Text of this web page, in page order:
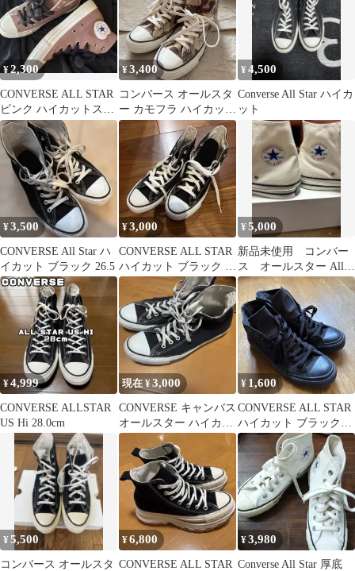
¥2,300
CONVERSE ALL STAR
ピンク ハイカットスニ
ーカー 24cm
¥3,400
コンバース オールスタ
ー カモフラ ハイカット
スニーカー
¥4,500
Converse All Star ハイカ
ット
¥3,500
CONVERSE All Star ハ
イカット ブラック 26.5
¥3,000
CONVERSE ALL STAR
ハイカット ブラック ス
ニーカー
¥5,000
新品未使用 コンバー
ス オールスター All
Star ハイカット
25.5cm
¥4,999
CONVERSE ALLSTAR
US Hi 28.0cm
現在 ¥3,000
CONVERSE キャンバス
オールスター ハイカッ
ト ブラック
¥ 1,600
CONVERSE ALL STAR
ハイカット ブラック
25cm
¥5,500
コンバース オールスタ
¥6,800
CONVERSE ALL STAR
¥3,980
Converse All Star 厚底